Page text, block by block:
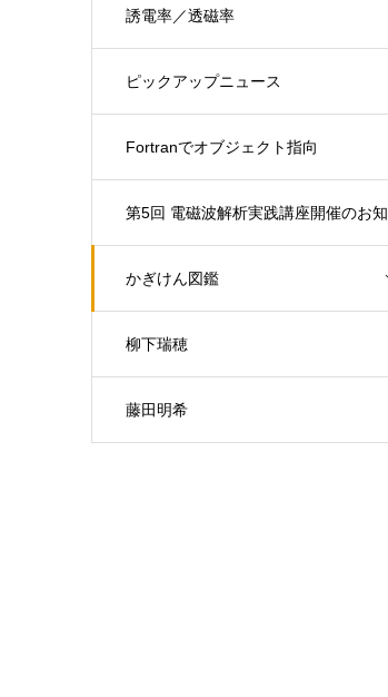
誘電率／透磁率
ピックアップニュース
Fortranでオブジェクト指向
第5回 電磁波解析実践講座開催のお知
らせ（開催日：9月30日)
かぎけん図鑑
柳下瑞穂
藤田明希